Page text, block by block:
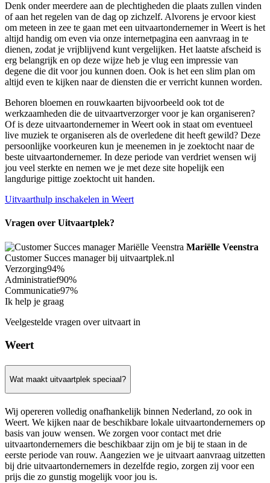
Denk onder meerdere aan de plechtigheden die plaats zullen vinden
of aan het regelen van de dag op zichzelf. Alvorens je ervoor kiest
om meteen in zee te gaan met een uitvaartondernemer in Weert is het
altijd handig om even via onze internetpagina een aanvraag in te
dienen, zodat je vrijblijvend kunt vergelijken. Het laatste afscheid is
erg belangrijk en op deze wijze heb je vlug een impressie van
degene die dit voor jou kunnen doen. Ook is het een slim plan om
altijd even te kijken naar de diensten die er verricht kunnen worden.
Behoren bloemen en rouwkaarten bijvoorbeeld ook tot de
werkzaamheden die de uitvaartverzorger voor je kan organiseren?
Of is deze uitvaartondernemer in Weert ook in staat om eventueel
live muziek te organiseren als de overledene dit heeft gewild? Deze
persoonlijke voorkeuren kun je meenemen in je zoektocht naar de
beste uitvaartondernemer. In deze periode van verdriet wensen wij
jou veel sterkte en nemen we je met deze site hopelijk een
langdurige pittige zoektocht uit handen.
Uitvaarthulp inschakelen in Weert
Vragen over Uitvaartplek?
Mariëlle Veenstra
Customer Succes manager bij uitvaartplek.nl
Verzorging94%
Administratief90%
Communicatie97%
Ik help je graag
Veelgestelde vragen over uitvaart in
Weert
Wat maakt uitvaartplek speciaal?
Wij opereren volledig onafhankelijk binnen Nederland, zo ook in
Weert. We kijken naar de beschikbare lokale uitvaartondernemers op
basis van jouw wensen. We zorgen voor contact met drie
uitvaartondernemers die beschikbaar zijn om je bij te staan in de
eerste periode van rouw. Aangezien we je uitvaart aanvraag uitzetten
bij drie uitvaartondernemers in dezelfde regio, zorgen zij voor een
prijs die zo gunstig mogelijk voor jou is.